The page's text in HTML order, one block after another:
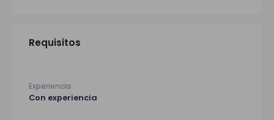
Requisitos
Experiencia
Con experiencia